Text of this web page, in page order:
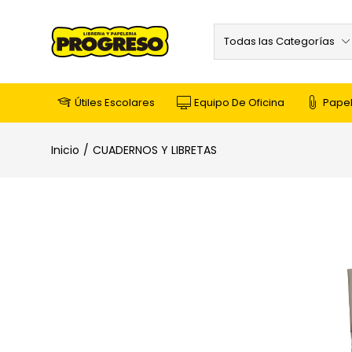
Todas las Categorías
Útiles Escolares Equipo De Oficina
Inicio CUADERNOS Y LIBRETAS